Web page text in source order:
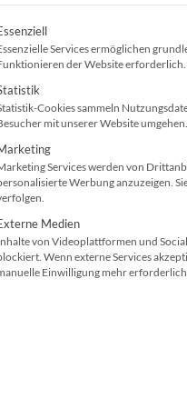
Sie möchten bei
HP Color LaserJet
DIN A4
56(Farbe)/56(SW)
Seiten/Min.
Hi-Speed USB,
Kaum ein IT-
eine Liste der
Services ermöglichen
der Website erforderlich.
Cookies sammeln
mit unserer Website umgehen.
Services werden von
Werbung anzuzeigen.
Medien
von Videoplattformen und
Wenn externe Services
Einwilligung mehr erforderlich.